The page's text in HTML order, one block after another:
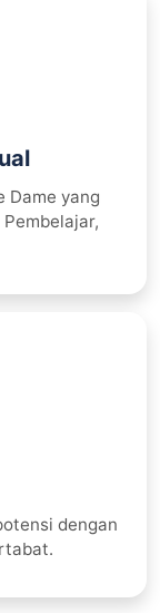
Dame yang
dengan